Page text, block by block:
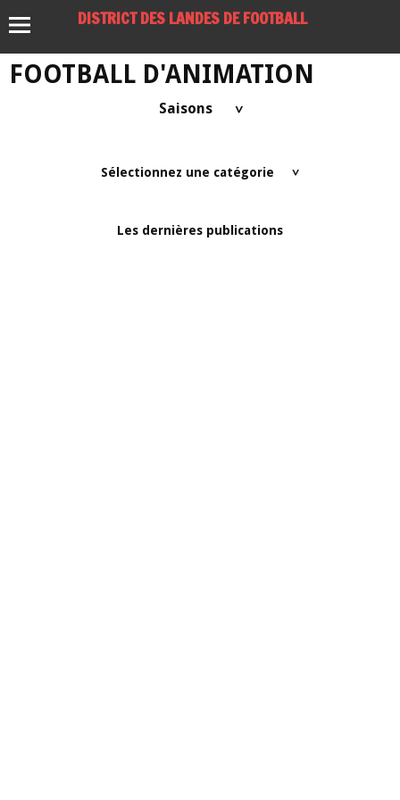
DISTRICT DES LANDES DE FOOTBALL
FOOTBALL D'ANIMATION
Saisons >
Sélectionnez une catégorie >
Les dernières publications